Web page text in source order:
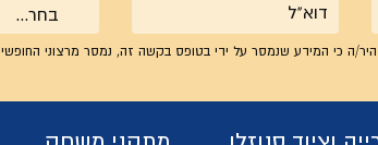
בחר...
ה כי המידע שנמסר על ידי בטופס בקשה זה, נמסר מרצוני החופשי